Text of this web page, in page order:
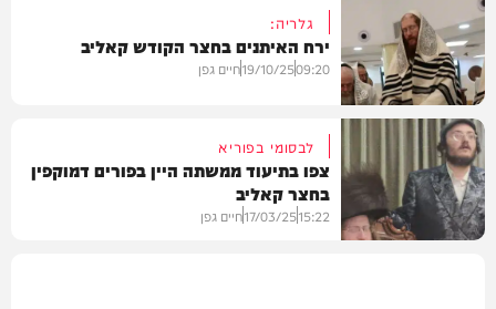
גלריות
בחצרות הקודש
גלריה:
ירח האיתנים בחצר הקודש קאליב
09:20
19/10/25חיים גפן
לבסומי בפוריא
צפו בתיעוד ממשתה היין בפורים דמוקפין
בחצר קאליב
15:22
17/03/25חיים גפן